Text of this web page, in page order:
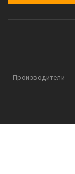
Производители